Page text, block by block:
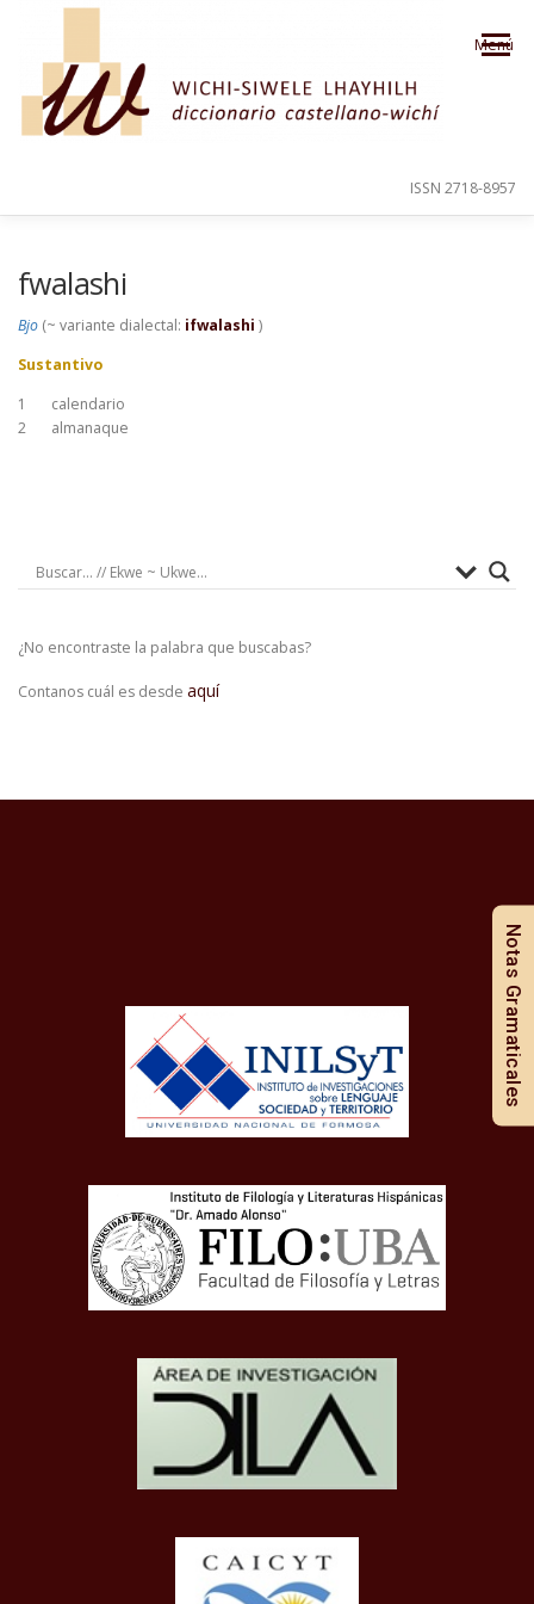
Saltar al contenido
Menú
ISSN 2718-8957
fwalashi
Bjo (~ variante dialectal: ifwalashi )
Sustantivo
1
calendario
2
almanaque
¿No encontraste la palabra que buscabas?
Contanos cuál es desde aquí
Notas Gramaticales